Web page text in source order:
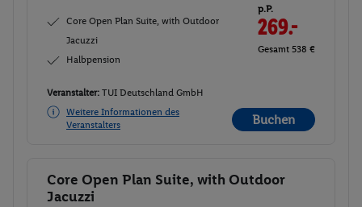
Core Open Plan Suite, with Outdoor
Jacuzzi
Halbpension
p.P.
269.-
Gesamt 538 €
Veranstalter: TUI Deutschland GmbH
Weitere Informationen des
Veranstalters
Buchen
Buchen
Core Open Plan Suite, with Outdoor
Jacuzzi